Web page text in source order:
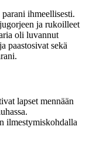
ihmeellisesti.
ja rukoilleet
oli luvannut
paastosivat sekä
lapset mennään
ilmestymiskohdalla